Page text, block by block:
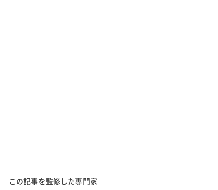
この記事を監修した専門家